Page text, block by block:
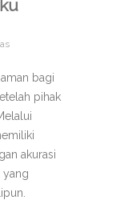
bagi
pihak
akurasi
yang